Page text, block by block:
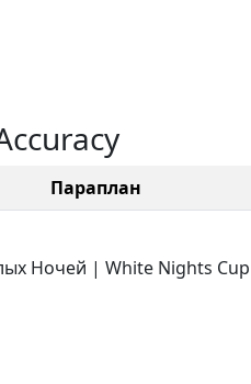
Параплан
Ночей | White Nights Cup